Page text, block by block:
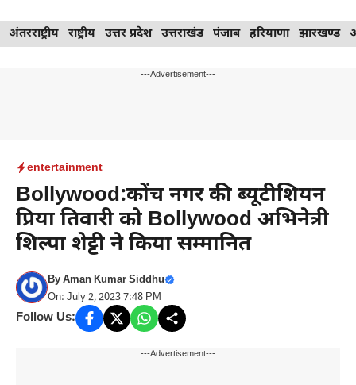
Skip
to
अंतरराष्ट्रीय राष्ट्रीय उत्तर प्रदेश उत्तराखंड पंजाब हरियाणा झारखण्ड
---Advertisement---
entertainment
Bollywood:कोंच नगर की ब्यूटीशियन
प्रिया तिवारी को Bollywood अभिनेत्री
शिल्पा शेट्टी ने किया सम्मानित
ByAman Kumar Siddhu
On: July 2, 2023 7:48 PM
Follow Us:
---Advertisement---